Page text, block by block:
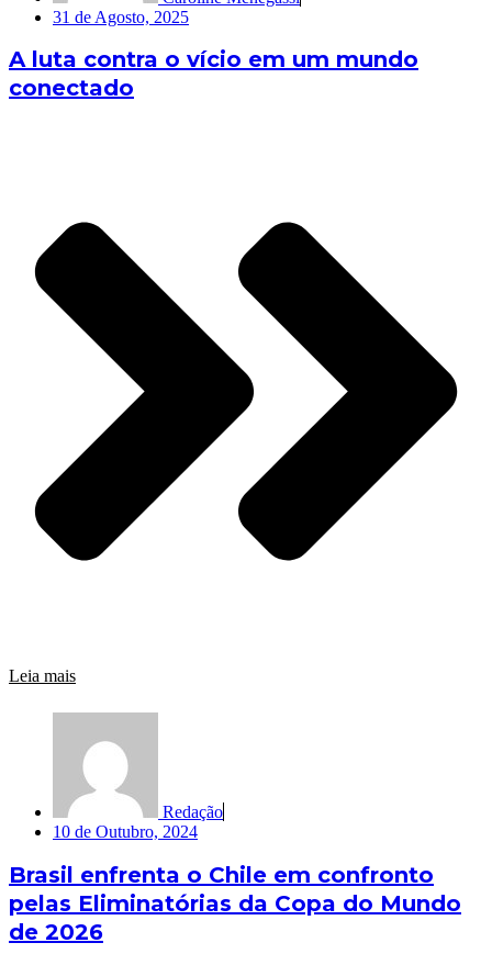
31 de Agosto, 2025
A luta contra o vício em um mundo
conectado
Leia mais
Redação
10 de Outubro, 2024
Brasil enfrenta o Chile em confronto
pelas Eliminatórias da Copa do Mundo
de 2026